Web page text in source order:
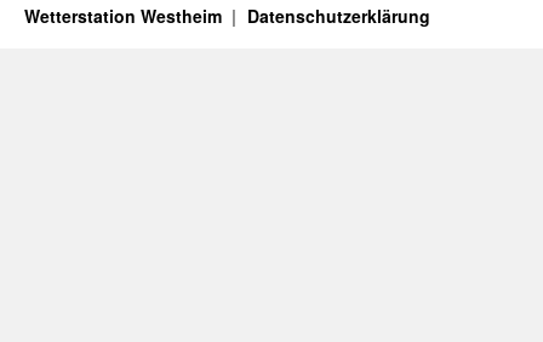
Wetterstation Westheim Datenschutzerklärung